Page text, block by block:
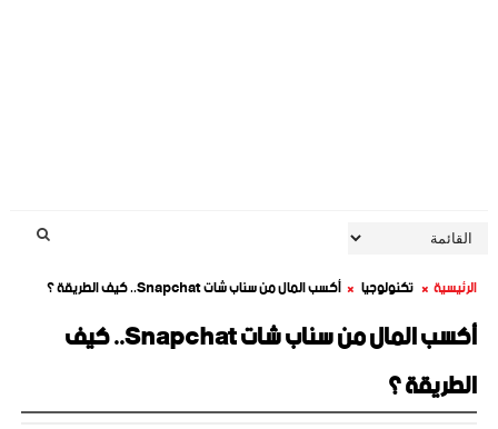
الرئيسية تكنولوجيا أكسب المال من سناب شات Snapchat.. كيف الطريقة ؟
أكسب المال من سناب شات Snapchat.. كيف
الطريقة ؟